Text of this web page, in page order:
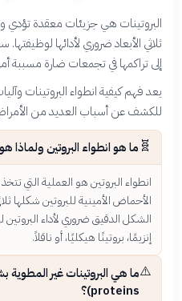
البروتينات هي جزيئات معقدة تؤدي
ثلاثي الأبعاد ضروري لأدائها
إلى تراكمها في تجمعات ضارة مسببة
يعد فهم كيفية انطواء البروتينات
للكشف عن أسباب العديد من
🧬 ما هو انطواء البروتين ولماذا
انطواء البروتين هو العملية التي
الأحماض الأمينية للبروتين شكلها
الشكل الدقيق ضروري لأداء البروتين
إنزيمًا، بروتينًا هيكليًا، أو ناقلاً.
⚠️
proteins)؟